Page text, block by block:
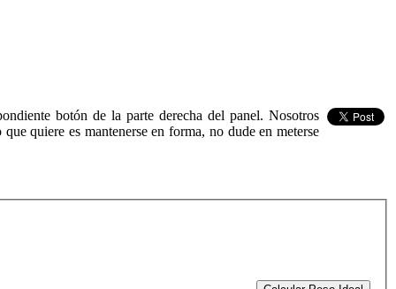
botón de la parte derecha del panel. Nosotros
quiere es mantenerse en forma, no dude en meterse